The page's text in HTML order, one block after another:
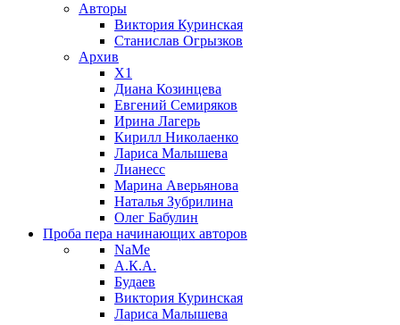
Авторы
Виктория Куринская
Станислав Огрызков
Архив
X1
Диана Козинцева
Евгений Семиряков
Ирина Лагерь
Кирилл Николаенко
Лариса Малышева
Лианесс
Марина Аверьянова
Наталья Зубрилина
Олег Бабулин
Проба пера начинающих авторов
NaMe
А.К.А.
Будаев
Виктория Куринская
Лариса Малышева